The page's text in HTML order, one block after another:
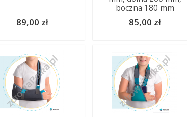
89,00 zł
boczna 180 mm
85,00 zł